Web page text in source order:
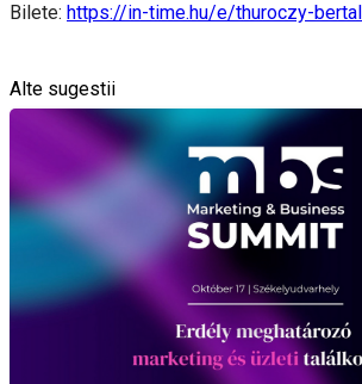
Bilete: https://in-time.hu/e/thuroczy-
Alte sugestii